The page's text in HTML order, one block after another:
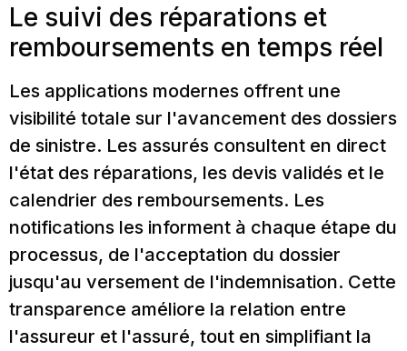
Le suivi des réparations et
remboursements en temps réel
Les applications modernes offrent une
visibilité totale sur l'avancement des dossiers
de sinistre. Les assurés consultent en direct
l'état des réparations, les devis validés et le
calendrier des remboursements. Les
notifications les informent à chaque étape du
processus, de l'acceptation du dossier
jusqu'au versement de l'indemnisation. Cette
transparence améliore la relation entre
l'assureur et l'assuré, tout en simplifiant la